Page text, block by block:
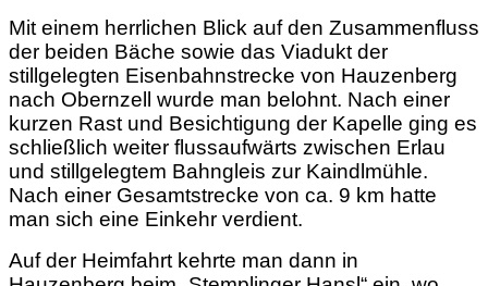
Mit einem herrlichen Blick auf den Zusammenfluss
der beiden Bäche sowie das Viadukt der
stillgelegten Eisenbahnstrecke von Hauzenberg
nach Obernzell wurde man belohnt. Nach einer
kurzen Rast und Besichtigung der Kapelle ging es
schließlich weiter flussaufwärts zwischen Erlau
und stillgelegtem Bahngleis zur Kaindlmühle.
Nach einer Gesamtstrecke von ca. 9 km hatte
man sich eine Einkehr verdient.
Auf der Heimfahrt kehrte man dann in